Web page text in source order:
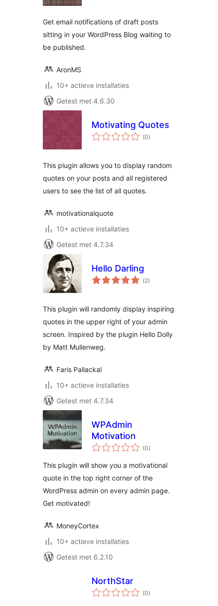
Get email notifications of draft posts
sitting in your WordPress Blog waiting to
be published.
AronMS
10+ actieve installaties
Getest met 4.6.30
Motivating Quotes
(0totaal
waarderingen
)
This plugin allows you to display random
quotes on your posts and all registered
users to see the list of all quotes.
motivationalquote
10+ actieve installaties
Getest met 4.7.34
Hello Darling
(2totaal
waarderingen
)
This plugin will randomly display inspiring
quotes in the upper right of your admin
screen. Inspired by the plugin Hello Dolly
by Matt Mullenweg.
Faris Pallackal
10+ actieve installaties
Getest met 4.7.34
WPAdmin
Motivation
(0totaal
waarderingen
)
This plugin will show you a motivational
quote in the top right corner of the
WordPress admin on every admin page.
Get motivated!
MoneyCortex
10+ actieve installaties
Getest met 6.2.10
NorthStar
(0totaal
waarderingen
)